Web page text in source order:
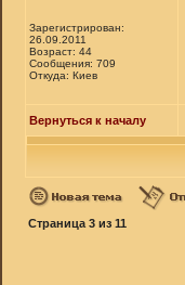
Зарегистрирован:
26.09.2011
Возраст: 44
Сообщения: 709
Откуда: Киев
Вернуться к началу
Страница 3 из 11